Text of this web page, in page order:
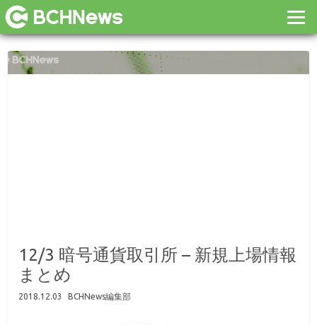
12/3 暗号通貨取引所 – 新規上場情報
まとめ
2018.12.03 BCHNews編集部